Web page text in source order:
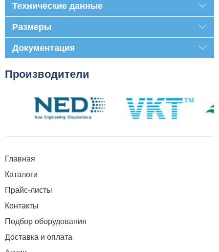
Технические данные
Размеры
Документация
Производители
Главная
Каталоги
Прайс-листы
Контакты
Подбор оборудования
Доставка и оплата